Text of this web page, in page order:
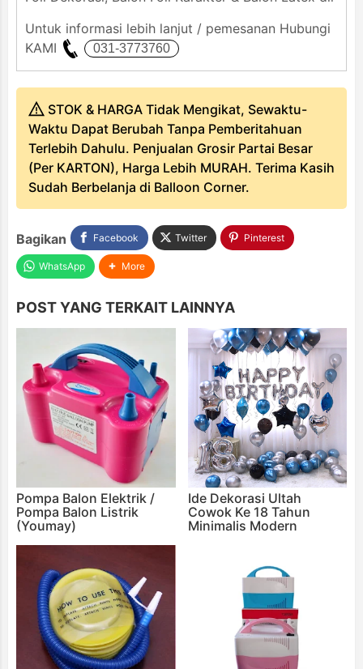
Untuk informasi lebih lanjut / pemesanan Hubungi
KAMI
STOK & HARGA Tidak Mengikat, Sewaktu-
Waktu Dapat Berubah Tanpa Pemberitahuan
Terlebih Dahulu. Penjualan Grosir Partai Besar
(Per KARTON), Harga Lebih MURAH. Terima Kasih
Sudah Berbelanja di Balloon Corner.
Bagikan Facebook Twitter Pinterest
WhatsApp More
POST YANG TERKAIT LAINNYA
Pompa Balon Elektrik /
Pompa Balon Listrik
(Youmay)
Ide Dekorasi Ultah
Cowok Ke 18 Tahun
Minimalis Modern